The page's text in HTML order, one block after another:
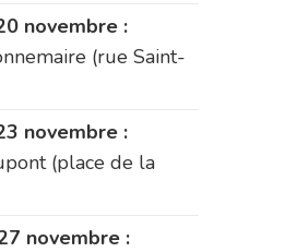
novembre :
(rue Saint-
novembre :
(place de la
novembre :